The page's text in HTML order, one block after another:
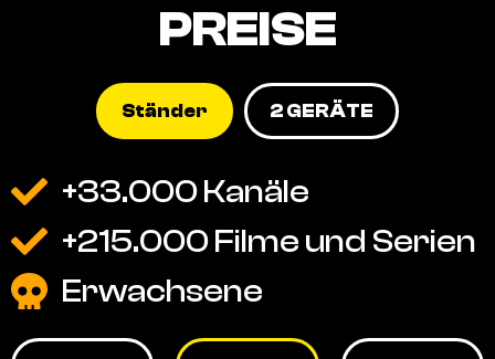
PREISE
Ständer 2 GERÄTE
+33.000 Kanäle
+215.000 Filme und Serien
Erwachsene